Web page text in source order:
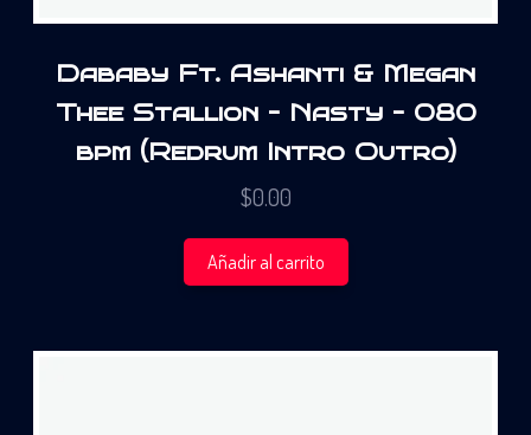
Dababy Ft. Ashanti & Megan
Thee Stallion – Nasty – 080
bpm (Redrum Intro Outro)
$0.00
Añadir al carrito